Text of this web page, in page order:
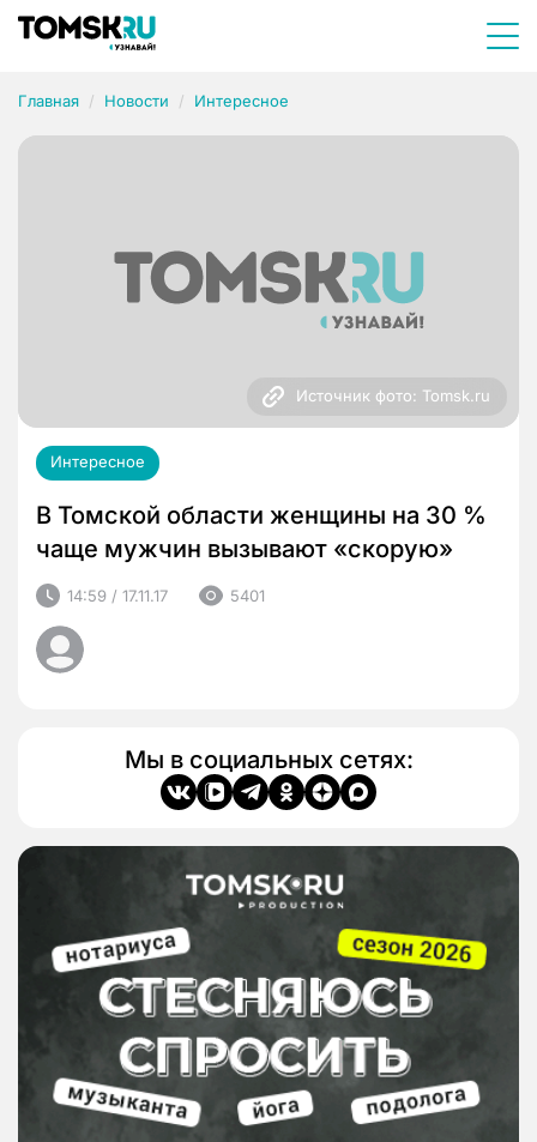
Главная Новости Интересное
Источник фото: Tomsk.ru
Интересное
В Томской области женщины на 30 %
чаще мужчин вызывают «скорую»
14:59 / 17.11.17 5401
Мы в социальных сетях: